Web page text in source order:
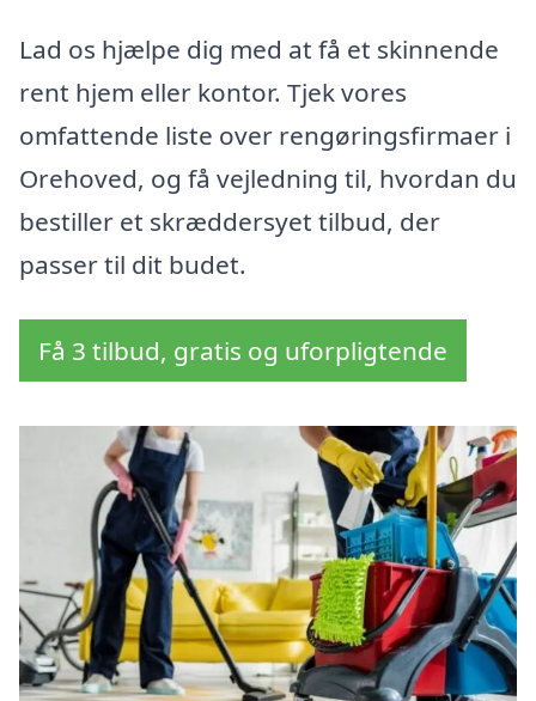
Lad os hjælpe dig med at få et skinnende
rent hjem eller kontor. Tjek vores
omfattende liste over rengøringsfirmaer i
Orehoved, og få vejledning til, hvordan du
bestiller et skræddersyet tilbud, der
passer til dit budet.
Få 3 tilbud, gratis og uforpligtende